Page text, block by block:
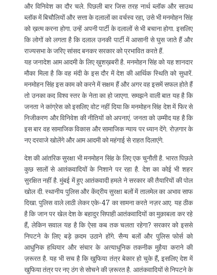
और विनिवेश का दौर चले. पिछली बार जिस तरह नार्थ ब्लॉक और साउथ
ब्लॉक में बिचौलियों और सत्ता के दलालों का वर्चस्व रहा, उसे भी मनमोहन सिंह
को ख़त्म करना होगा. उन्हें अपनी पार्टी के दलालों से भी बचाना होगा. इसलिए
कि लोगों को लगता है कि दलाल उनकी पार्टी में आसानी से घुस जाते हैं और
राज्यसभा के जरिए सांसद बनकर सरकार को प्रभावित करते हैं.
यह जनादेश आम आदमी के लिए ख़ुशख़बरी है. मनमोहन सिंह को यह शानदार
मौका मिला है कि वह मंदी के इस दौर में देश की आर्थिक स्थिति को सुधारें.
मनमोहन सिंह इस काम को करने में सक्षम हैं और अगर वह इसमें सफल होते हैं
तो उनका कद विश्व स्तर के नेता का हो जाएगा. समझने वाली बात यह है कि
जनता ने कांग्रेस को इसलिए वोट नहीं दिया कि मनमोहन सिंह देश में फिर से
निजीकरण और विनिवेश की नीतियों को अपनाएं. जनता को उम्मीद यह है कि
इस बार वह सामाजिक विकास और सामाजिक न्याय पर ध्यान देंगे. रोज़गार के
नए दरवाजे खोलेंगे और आम आदमी को महंगाई से राहत दिलाएंगे.
देश की आंतरिक सुरक्षा भी मनमोहन सिंह के लिए एक चुनौती है. भारत पिछले
कुछ सालों से आतंकवादियों के निशाने पर रहा है. देश का कोई भी शहर
सुरक्षित नहीं है. मुंबई में हुए आतंकवादी हमले ने सरकार की तैयारियों की पोल
खोल दी. स्थानीय पुलिस और केंद्रीय सुरक्षा बलों में तालमेल का अभाव साफ
दिखा. पुलिस वाले लाठी लेकर एके-47 का सामना करते नज़र आए. यह ठीक
है कि जान पर खेल देश के बहादुर सिपाही आतंकवादियों का मुक़ाबला कर रहे
हैं, लेकिन सवाल यह है कि ऐसा कब तक चलता रहेगा? सरकार को इससे
निपटने के लिए बड़े क़दम उठाने होंगे. सैन्य बलों और पुलिस फोर्स को
आधुनिक हथियार और संचार के अत्याधुनिक तकनीक मुहैया कराने की
ज़रूरत है. यह भी सच है कि खुफिया तंत्र बेकार हो चुके हैं, इसलिए देश में
खुफिया तंत्र पर नए ठंग से सोचने की ज़रूरत है. आतंकवादियों से निपटने के